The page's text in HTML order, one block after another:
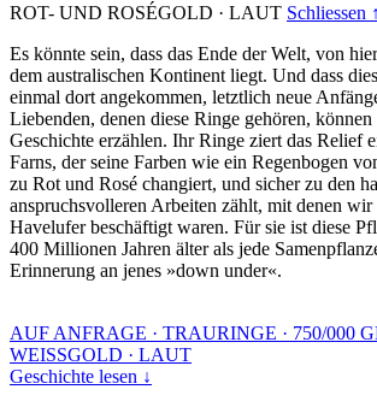
ROT- UND ROSÉGOLD · LAUT Schliessen ↑
Es könnte sein, dass das Ende der Welt, von
dem australischen Kontinent liegt. Und dass
einmal dort angekommen, letztlich neue
Liebenden, denen diese Ringe gehören, können
Geschichte erzählen. Ihr Ringe ziert das Relief
Farns, der seine Farben wie ein Regenbogen
zu Rot und Rosé changiert, und sicher zu den
anspruchsvolleren Arbeiten zählt, mit denen
Havelufer beschäftigt waren. Für sie ist diese
400 Millionen Jahren älter als jede
Erinnerung an jenes »down under«.
AUF ANFRAGE · TRAURINGE · 750/000
WEISSGOLD · LAUT
Geschichte lesen ↓